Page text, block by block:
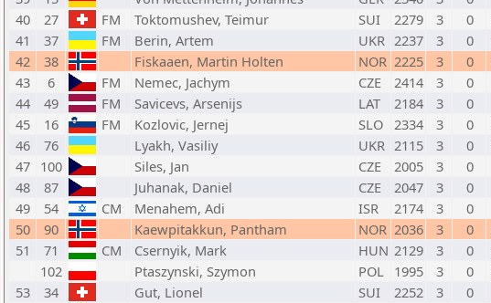
40
27 FM Toktomushev, Teimur SUI 2279 3 0
41
37 FM Berin, Artem UKR 2237 3 0
42
38 Fiskaaen, Martin Holten NOR 2225 3 0
43
6 FM Nemec, Jachym CZE 2414 3 0
44
49 FM Savicevs, Arsenijs LAT 2184 3 0
45
16 FM Kozlovic, Jernej SLO 2334 3 0
46
76 Lyakh, Vasiliy UKR 2115 3 0
47 100 Siles, Jan CZE 2005 3 0
48
87 Juhanak, Daniel CZE 2047 3 0
49
54 CM Menahem, Adi ISR 2174 3 0
50
90 Kaewpitakkun, Pantham NOR 2036 3 0
51
71 CM Csernyik, Mark HUN 2129 3 0
102
Ptaszynski, Szymon POL 1995 3 0
53
34 Gut, Lionel SUI 2252 3 0